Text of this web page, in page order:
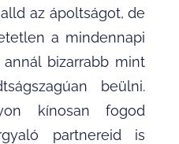
az ápoltságot, de
a mindennapi
bizarrabb mint
beülni.
kínosan fogod
partnereid is